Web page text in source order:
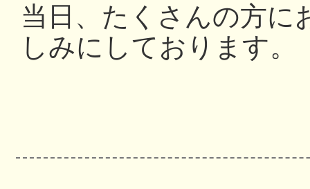
当日、たくさんの方に
しみにしております。